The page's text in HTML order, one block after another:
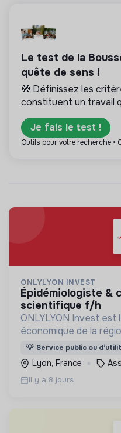
Le test de la
quête de sens !
🧭 Définissez les
constituent un travail
Je fais le test !
Outils pour votre recherche •
ONLYLYON INVEST
épidémiologiste & coordination
scientifique f/h
ONLYLYON Invest
économique de la
ONLYLYON & CO,
lucratif créée en 1974.
💡 Service public ou
Lyon, France
Il y a 8 jours